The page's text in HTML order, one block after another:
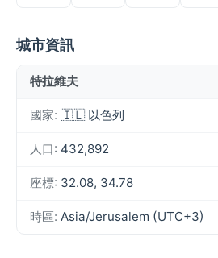
城市資訊
特拉維夫
國家: 🇮🇱 以色列
人口: 432,892
座標: 32.08, 34.78
時區: Asia/Jerusalem (UTC+3)